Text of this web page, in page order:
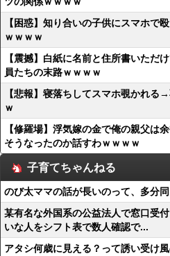
【困惑】知り合いの子供にスマホで
ｗｗｗｗ
【震撼】白紙に名前と住所書いただ
員たちの末路ｗｗｗｗ
【悲報】寝落ちしてスマホ覗かれる
ｗ
【修羅場】浮気嫁の金で俺の親父は
そうなったのか話すわｗｗｗｗ
子育てちゃんねる
のび太ママの話が長いのって、多分
某有名な外国系の公益法人で窓口受
いな人をシフト表で数人確認で...
アタシ何歳に見える？って誘い受け